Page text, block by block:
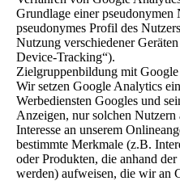
Grundlage einer
pseudonymes Profil des
Nutzung verschiedener
Device-Tracking“).
Zielgruppenbildung mit
Wir setzen Google Analytics
Werbediensten Googles und
Anzeigen, nur solchen Nutzern
Interesse an unserem
bestimmte Merkmale (z.B.
oder Produkten, die anhand
werden) aufweisen, die wir an